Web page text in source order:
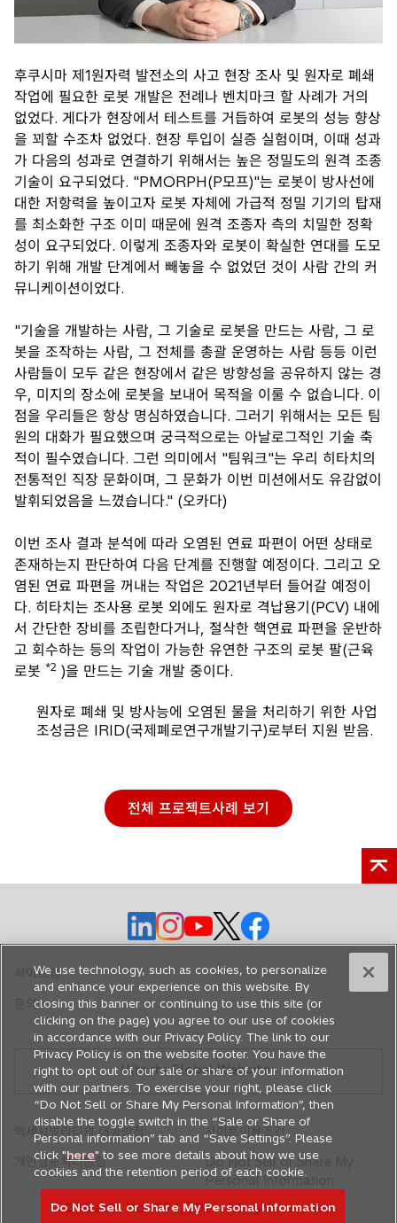
후쿠시마 제1원자력 발전소의 사고 현장 조사 및 원자로 폐쇄
작업에 필요한 로봇 개발은 전례나 벤치마크 할 사례가 거의
없었다. 게다가 현장에서 테스트를 거듭하여 로봇의 성능 향상
을 꾀할 수조차 없었다. 현장 투입이 실증 실험이며, 이때 성과
가 다음의 성과로 연결하기 위해서는 높은 정밀도의 원격 조종
기술이 요구되었다. "PMORPH(P모프)"는 로봇이 방사선에
대한 저항력을 높이고자 로봇 자체에 가급적 정밀 기기의 탑재
를 최소화한 구조 이미 때문에 원격 조종자 측의 치밀한 정확
성이 요구되었다. 이렇게 조종자와 로봇이 확실한 연대를 도모
하기 위해 개발 단계에서 빼놓을 수 없었던 것이 사람 간의 커
뮤니케이션이었다.
"기술을 개발하는 사람, 그 기술로 로봇을 만드는 사람, 그 로
봇을 조작하는 사람, 그 전체를 총괄 운영하는 사람 등등 이런
사람들이 모두 같은 현장에서 같은 방향성을 공유하지 않는 경
우, 미지의 장소에 로봇을 보내어 목적을 이룰 수 없습니다. 이
점을 우리들은 항상 명심하였습니다. 그러기 위해서는 모든 팀
원의 대화가 필요했으며 궁극적으로는 아날로그적인 기술 축
적이 필수였습니다. 그런 의미에서 "팀워크"는 우리 히타치의
전통적인 직장 문화이며, 그 문화가 이번 미션에서도 유감없이
발휘되었음을 느꼈습니다." (오카다)
이번 조사 결과 분석에 따라 오염된 연료 파편이 어떤 상태로
존재하는지 판단하여 다음 단계를 진행할 예정이다. 그리고 오
염된 연료 파편을 꺼내는 작업은 2021년부터 들어갈 예정이
다. 히타치는 조사용 로봇 외에도 원자로 격납용기(PCV) 내에
서 간단한 장비를 조립한다거나, 절삭한 핵연료 파편을 운반하
고 회수하는 등의 작업이 가능한 유연한 구조의 로봇 팔(근육
로봇 *2 )을 만드는 기술 개발 중이다.
원자로 폐쇄 및 방사능에 오염된 물을 처리하기 위한 사업
조성금은 IRID(국제폐로연구개발기구)로부터 지원 받음.
전체 프로젝트사례 보기
새
탭
에
서
열
림
새
탭
에
서
열
림
새
탭
에
서
열
림
새
탭
에
서
열
림
새
탭
에
서
열
림
사이트맵
문의
Hitachi Global Website
© Hitachi, Ltd. 1994,2026. All rights reserved.
액세시빌리티의 대응방침
사이트이용조건
개인정보처리방침
Do Not Sell or Share My
Personal Information
We use technology, such as cookies, to personalize
and enhance your experience on this website. By
closing this banner or continuing to use this site (or
clicking on the page) you agree to our use of cookies
in accordance with our Privacy Policy. The link to our
Privacy Policy is on the website footer. You have the
right to opt out of our sale or share of your information
with our partners. To exercise your right, please click
“Do Not Sell or Share My Personal Information”, then
disable the toggle switch in the “Sale or Share of
Personal information” tab and “Save Settings”. Please
click "here" to see more details about how we use
cookies and the retention period of each cookie.
Do Not Sell or Share My Personal Information